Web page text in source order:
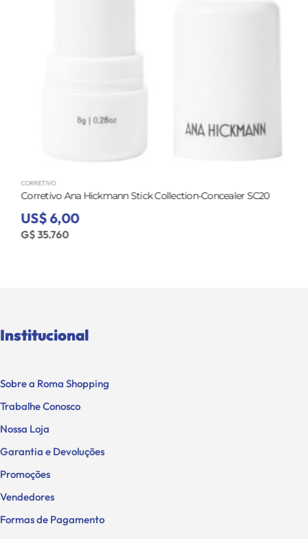
CORRETIVO
Corretivo Ana Hickmann Stick Collection-Concealer SC20
US$ 6,00
G$ 35.760
Institucional
Sobre a Roma Shopping
Trabalhe Conosco
Nossa Loja
Garantia e Devoluções
Promoções
Vendedores
Formas de Pagamento